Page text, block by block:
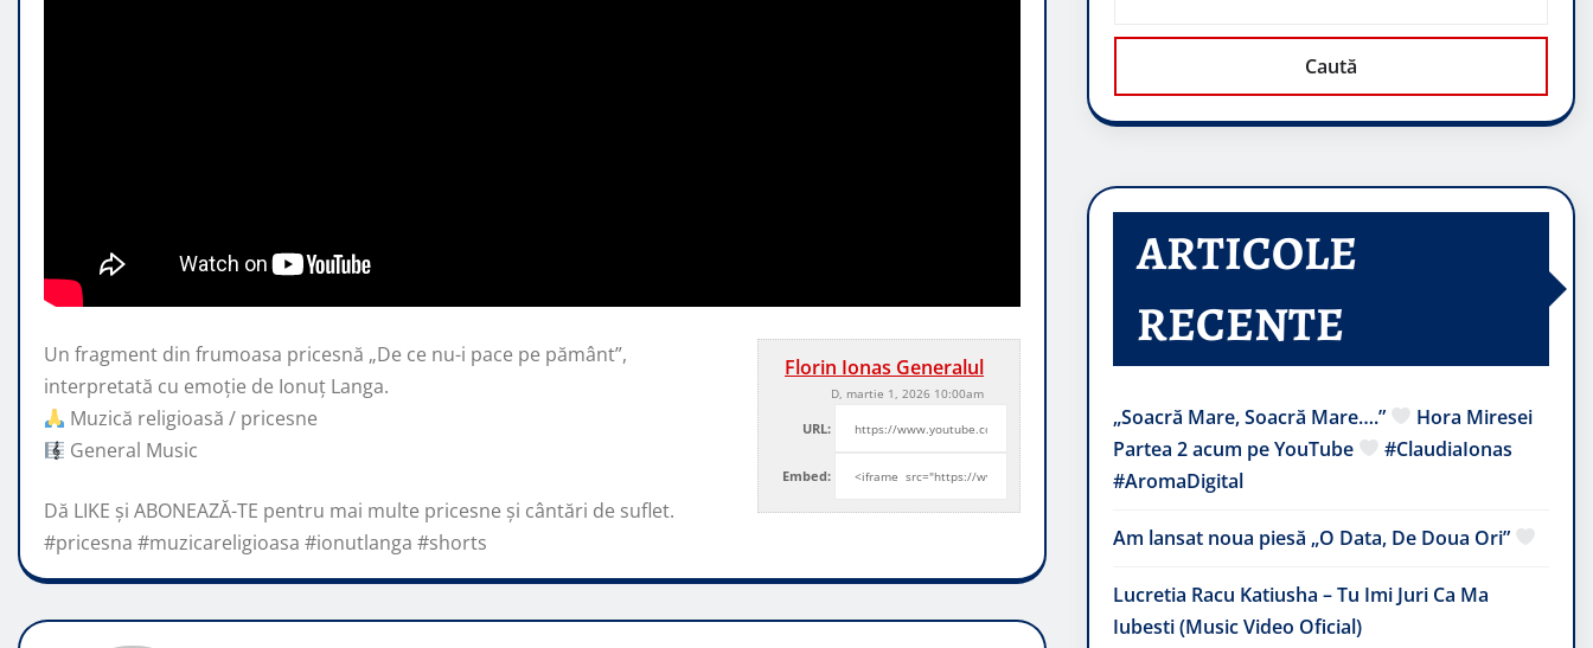
Florin Ionas Generalul
D, martie 1, 2026 10:00am
URL:
Embed:
Un fragment din frumoasa pricesnă „De ce nu-i pace pe pământ”,
interpretată cu emoție de Ionuț Langa.
Muzică religioasă / pricesne
General Music
Dă LIKE și ABONEAZĂ-TE pentru mai multe pricesne și cântări de suflet.
#pricesna #muzicareligioasa #ionutlanga #shorts
Caută
ARTICOLE
RECENTE
„Soacră Mare, Soacră Mare….”
Hora Miresei
Partea 2 acum pe YouTube
#ClaudiaIonas
#AromaDigital
Am lansat noua piesă „O Data, De Doua Ori”
Lucretia Racu Katiusha – Tu Imi Juri Ca Ma
Iubesti (Music Video Oficial)